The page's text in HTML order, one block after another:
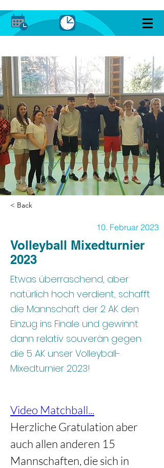
< Back
10. Februar 2023
Volleyball Mixedturnier
2023
Etwas überraschend, aber
natürlich hoch verdient, schafft
die Mannschaft der 2 AK den
Einzug ins Finale und gewinnt
dann relativ souverän gegen
die 5 AK unser Volleyball-
Mixedturnier 2023!
Video Matchball...
Herzliche Gratulation aber
auch allen anderen 15
Mannschaften, die sich in